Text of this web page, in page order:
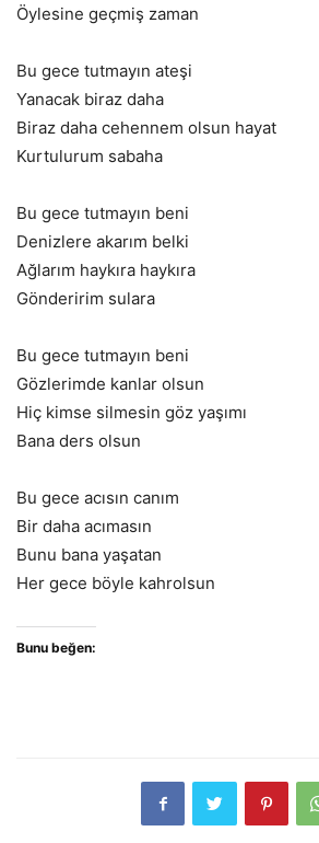
Öylesine geçmiş zaman
Bu gece tutmayın ateşi
Yanacak biraz daha
Biraz daha cehennem olsun hayat
Kurtulurum sabaha
Bu gece tutmayın beni
Denizlere akarım belki
Ağlarım haykıra haykıra
Gönderirim sulara
Bu gece tutmayın beni
Gözlerimde kanlar olsun
Hiç kimse silmesin göz yaşımı
Bana ders olsun
Bu gece acısın canım
Bir daha acımasın
Bunu bana yaşatan
Her gece böyle kahrolsun
Bunu beğen: